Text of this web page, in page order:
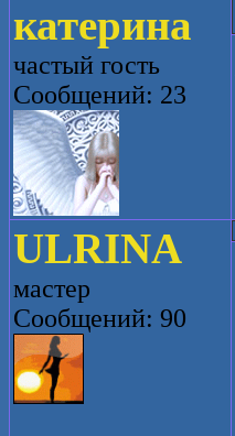
катерина
частый гость
Сообщений: 23
ULRINA
мастер
Сообщений: 90